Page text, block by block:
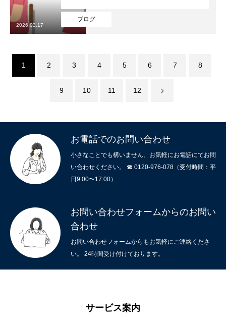
ホーム
ブログ
2026.03.17
1 2 3 4 5 6 7 8
9 10 11 12
お電話でのお問い合わせ
小さなことでも構いません。お気軽にお電話にてお問
い合わせください。 ☎ 0120-976-078（受付時間：平
日9:00〜17:00）
お問い合わせフォームからのお問い
合わせ
お問い合わせフォームからもお気軽にご連絡くださ
い。 24時間受け付けております。
サービス案内